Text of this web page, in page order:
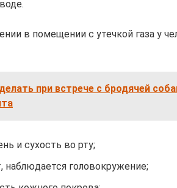
в помещении с утечкой газа у
при встрече с бродячей
и сухость во рту;
наблюдается головокружение;